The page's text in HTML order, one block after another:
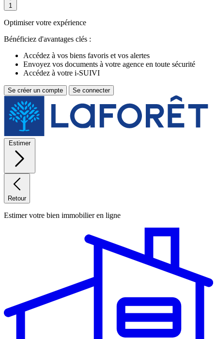
1
Optimiser votre expérience
Bénéficiez d'avantages clés :
Accédez à vos biens favoris et vos alertes
Envoyez vos documents à votre agence en toute sécurité
Accédez à votre i-SUIVI
Se créer un compte Se connecter
Estimer
Retour
Estimer votre bien immobilier en ligne